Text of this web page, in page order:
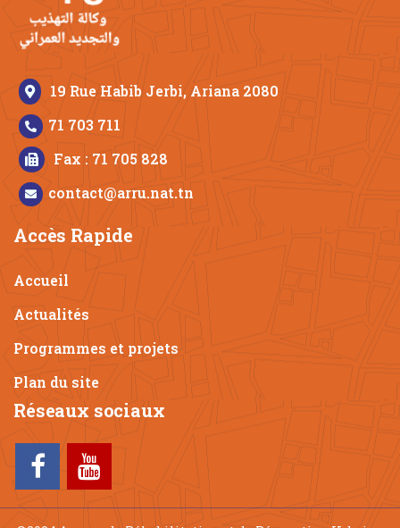
19 Rue Habib Jerbi, Ariana 2080
71 703 711
Fax : 71 705 828
contact@arru.nat.tn
Accès Rapide
Accueil
Actualités
Programmes et projets
Plan du site
Réseaux sociaux